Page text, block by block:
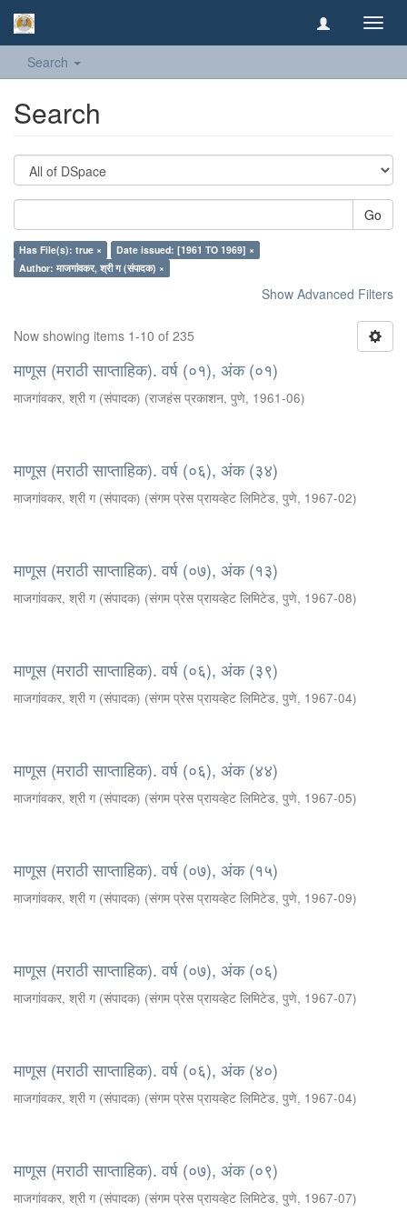
Search
Search
Go
Has File(s): true ×
Date issued: [1961 TO 1969] ×
Author: माजगांवकर, श्री ग (संपादक) ×
Show Advanced Filters
Now showing items 1-10 of 235
माणूस (मराठी साप्ताहिक). वर्ष (०१), अंक (०१)
माजगांवकर, श्री ग (संपादक) (राजहंस प्रकाशन, पुणे, 1961-06)
माणूस (मराठी साप्ताहिक). वर्ष (०६), अंक (३४)
माजगांवकर, श्री ग (संपादक) (संगम प्रेस प्रायव्हेट लिमिटेड, पुणे, 1967-02)
माणूस (मराठी साप्ताहिक). वर्ष (०७), अंक (१३)
माजगांवकर, श्री ग (संपादक) (संगम प्रेस प्रायव्हेट लिमिटेड, पुणे, 1967-08)
माणूस (मराठी साप्ताहिक). वर्ष (०६), अंक (३९)
माजगांवकर, श्री ग (संपादक) (संगम प्रेस प्रायव्हेट लिमिटेड, पुणे, 1967-04)
माणूस (मराठी साप्ताहिक). वर्ष (०६), अंक (४४)
माजगांवकर, श्री ग (संपादक) (संगम प्रेस प्रायव्हेट लिमिटेड, पुणे, 1967-05)
माणूस (मराठी साप्ताहिक). वर्ष (०७), अंक (१५)
माजगांवकर, श्री ग (संपादक) (संगम प्रेस प्रायव्हेट लिमिटेड, पुणे, 1967-09)
माणूस (मराठी साप्ताहिक). वर्ष (०७), अंक (०६)
माजगांवकर, श्री ग (संपादक) (संगम प्रेस प्रायव्हेट लिमिटेड, पुणे, 1967-07)
माणूस (मराठी साप्ताहिक). वर्ष (०६), अंक (४०)
माजगांवकर, श्री ग (संपादक) (संगम प्रेस प्रायव्हेट लिमिटेड, पुणे, 1967-04)
माणूस (मराठी साप्ताहिक). वर्ष (०७), अंक (०९)
माजगांवकर, श्री ग (संपादक) (संगम प्रेस प्रायव्हेट लिमिटेड, पुणे, 1967-07)